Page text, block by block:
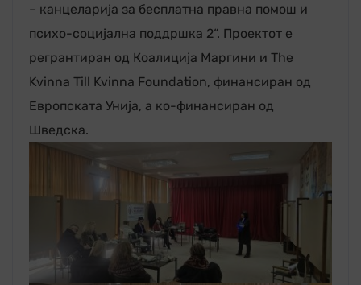
– канцеларија за бесплатна правна помош и
психо-социјална поддршка 2“. Проектот е
регрантиран од Коалиција Маргини и The
Kvinna Till Kvinna Foundation, финансиран од
Европската Унија, а ко-финансиран од
Шведска.